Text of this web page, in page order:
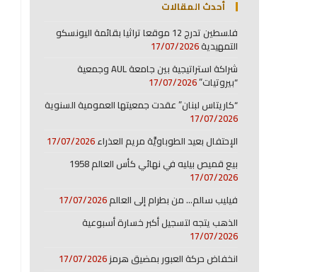
أحدث المقالات
فلسطين تدرج 12 موقعا تراثيا بقائمة اليونسكو
التمهيدية17/07/2026
شراكة استراتيجية بين جامعة AUL وجمعية
“بيروتيات”17/07/2026
“كاريتاس لبنان” عقدت جمعيتها العمومية السنوية
17/07/2026
الإحتفال بعيد الطوباويَّة مريم العذراء17/07/2026
بيع قميص بيليه في نهائي كأس العالم 1958
17/07/2026
فيليب سالم… من بطرام إلى العالم17/07/2026
الذهب يتجه لتسجيل أكبر خسارة أسبوعية
17/07/2026
انخفاض حركة العبور بمضيق هرمز17/07/2026